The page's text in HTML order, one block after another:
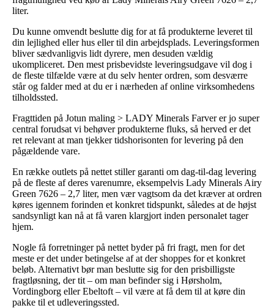
liter.
Du kunne omvendt beslutte dig for at få produkterne leveret til
din lejlighed eller hus eller til din arbejdsplads. Leveringsformen
bliver sædvanligvis lidt dyrere, men desuden vældig
ukompliceret. Den mest prisbevidste leveringsudgave vil dog i
de fleste tilfælde være at du selv henter ordren, som desværre
står og falder med at du er i nærheden af online virksomhedens
tilholdssted.
Fragttiden på Jotun maling > LADY Minerals Farver er jo super
central forudsat vi behøver produkterne fluks, så herved er det
ret relevant at man tjekker tidshorisonten for levering på den
pågældende vare.
En række outlets på nettet stiller garanti om dag-til-dag levering
på de fleste af deres varenumre, eksempelvis Lady Minerals Airy
Green 7626 – 2,7 liter, men vær vagtsom da det kræver at ordren
køres igennem forinden et konkret tidspunkt, således at de højst
sandsynligt kan nå at få varen klargjort inden personalet tager
hjem.
Nogle få forretninger på nettet byder på fri fragt, men for det
meste er det under betingelse af at der shoppes for et konkret
beløb. Alternativt bør man beslutte sig for den prisbilligste
fragtløsning, der tit – om man befinder sig i Hørsholm,
Vordingborg eller Ebeltoft – vil være at få dem til at køre din
pakke til et udleveringssted.